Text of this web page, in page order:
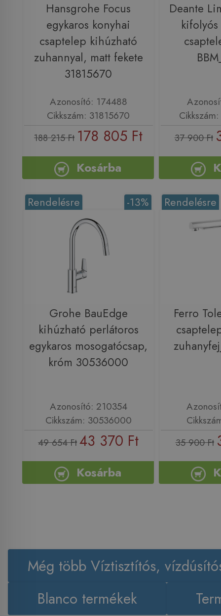
Hansgrohe Focus
egykaros konyhai
csaptelep kihúzható
zuhannyal, matt fekete
31815670
Azonosító: 174488
Cikkszám: 31815670
188 215 Ft 178 805 Ft
Kosárba
Deante
37 900 Ft
-13%
Rendelésre
Grohe BauEdge
kihúzható perlátoros
egykaros mosogatócsap,
króm 30536000
Azonosító: 210354
Cikkszám: 30536000
49 654 Ft43 370 Ft
Kosárba
Rendelésre
Ferro
35 900 Ft
Még több Víztisztítós,
Blanco termékek